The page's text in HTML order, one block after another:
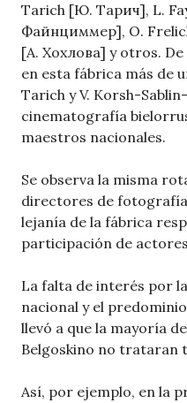
Tarich [Ю. Тарич], L.
Файнциммер], O.
[А. Хохлова] y otros.
en esta fábrica más de
Tarich y V. Korsh-
cinematografía
maestros nacionales.
Se observa la misma
directores de
lejanía de la fábrica
participación de
La falta de interés por
nacional y el
llevó a que la mayoría
Belgoskino no trataran
Así, por ejemplo, en la